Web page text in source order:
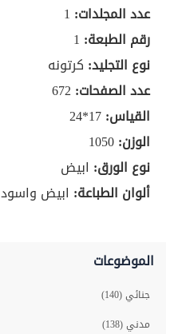
عدد المجلدات: 1
رقم الطبعة: 1
نوع التجليد: كرتونه
عدد الصفحات:672
القياس:17*24
الوزن:1050
نوع الورق: ابيض
ألوان الطباعة: ابيض واسود
الموضوعات
جنائي (140)
مدني (138)